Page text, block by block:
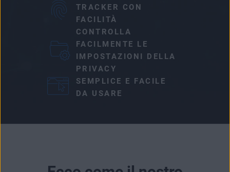
TRACKER CON
FACILITÀ
CONTROLLA
FACILMENTE LE
IMPOSTAZIONI DELLA
PRIVACY
SEMPLICE E FACILE
DA USARE